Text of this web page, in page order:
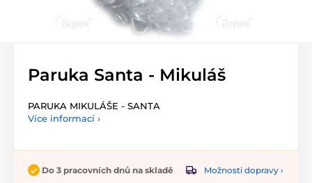
Paruka Santa - Mikuláš
PARUKA MIKULÁŠE - SANTA
Více informací ›
Do 3 pracovních dnů na skladě
Možnosti dopravy ›